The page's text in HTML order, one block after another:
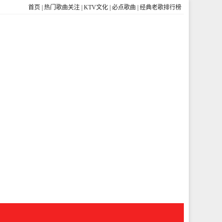
首页 热门歌曲关注 KTV文化 必点歌曲 经典老歌排行榜